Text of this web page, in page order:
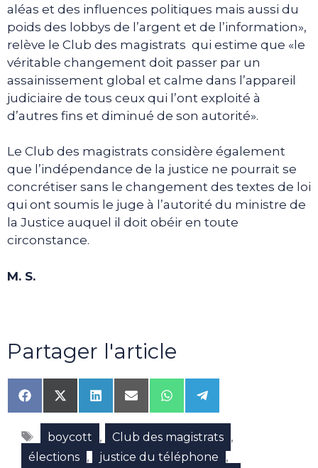
aléas et des influences politiques mais aussi du
poids des lobbys de l’argent et de l’information»,
relève le Club des magistrats qui estime que «le
véritable changement doit passer par un
assainissement global et calme dans l’appareil
judiciaire de tous ceux qui l’ont exploité à
d’autres fins et diminué de son autorité».
Le Club des magistrats considère également
que l’indépendance de la justice ne pourrait se
concrétiser sans le changement des textes de loi
qui ont soumis le juge à l’autorité du ministre de
la Justice auquel il doit obéir en toute
circonstance.
M. S.
Partager l'article
Share
on
Facebook
Share
on
X
(Twitter)
Share
on
LinkedIn
Share
on
Email
Share
on
WhatsApp
Share
on
Telegram
Étiquettes
boycott , Club des magistrats ,
élections , justice du téléphone ,